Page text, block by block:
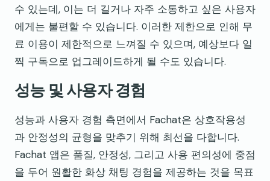
수 있는데, 이는 더 길거나 자주 소통하고 싶은 사용자
에게는 불편할 수 있습니다. 이러한 제한으로 인해 무
료 이용이 제한적으로 느껴질 수 있으며, 예상보다 일
찍 구독으로 업그레이드하게 될 수도 있습니다.
성능 및 사용자 경험
성능과 사용자 경험 측면에서 Fachat은 상호작용성
과 안정성의 균형을 맞추기 위해 최선을 다합니다.
Fachat 앱은 품질, 안정성, 그리고 사용 편의성에 중점
을 두어 원활한 화상 채팅 경험을 제공하는 것을 목표